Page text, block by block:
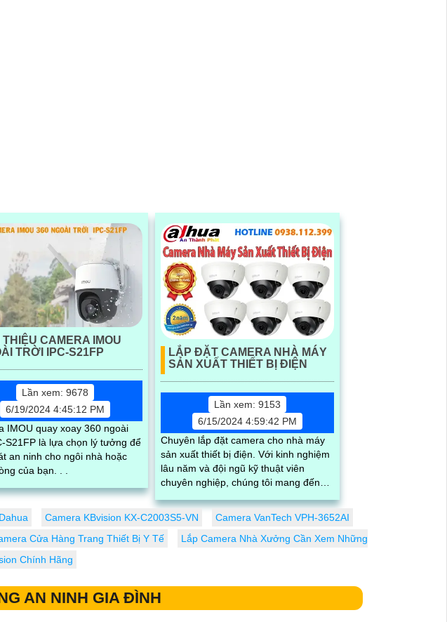
THIỆU CAMERA IMOU
TRỜI IPC-S21FP
Lần xem: 9678
6/19/2024 4:45:12 PM
IMOU quay xoay 360 ngoài
S21FP là lựa chọn lý tưởng để
an ninh cho ngôi nhà hoặc
của bạn. . .
LẮP ĐẶT CAMERA NHÀ MÁY
SẢN XUẤT THIẾT BỊ ĐIỆN
Lần xem: 9153
6/15/2024 4:59:42 PM
Chuyên lắp đặt camera cho nhà máy
sản xuất thiết bị điện. Với kinh nghiệm
lâu năm và đội ngũ kỹ thuật viên
chuyên nghiệp, chúng tôi mang đến
lý và giám sát hoạt động sản xuất một
cách chặt chẽ
Camera KBvision KX-C2003S5-VN
Camera VanTech VPH-3652AI
Cửa Hàng Trang Thiết Bị Y Tế
Lắp Camera Nhà Xưởng Cần Xem Những
Chính Hãng
AN NINH GIA ĐÌNH